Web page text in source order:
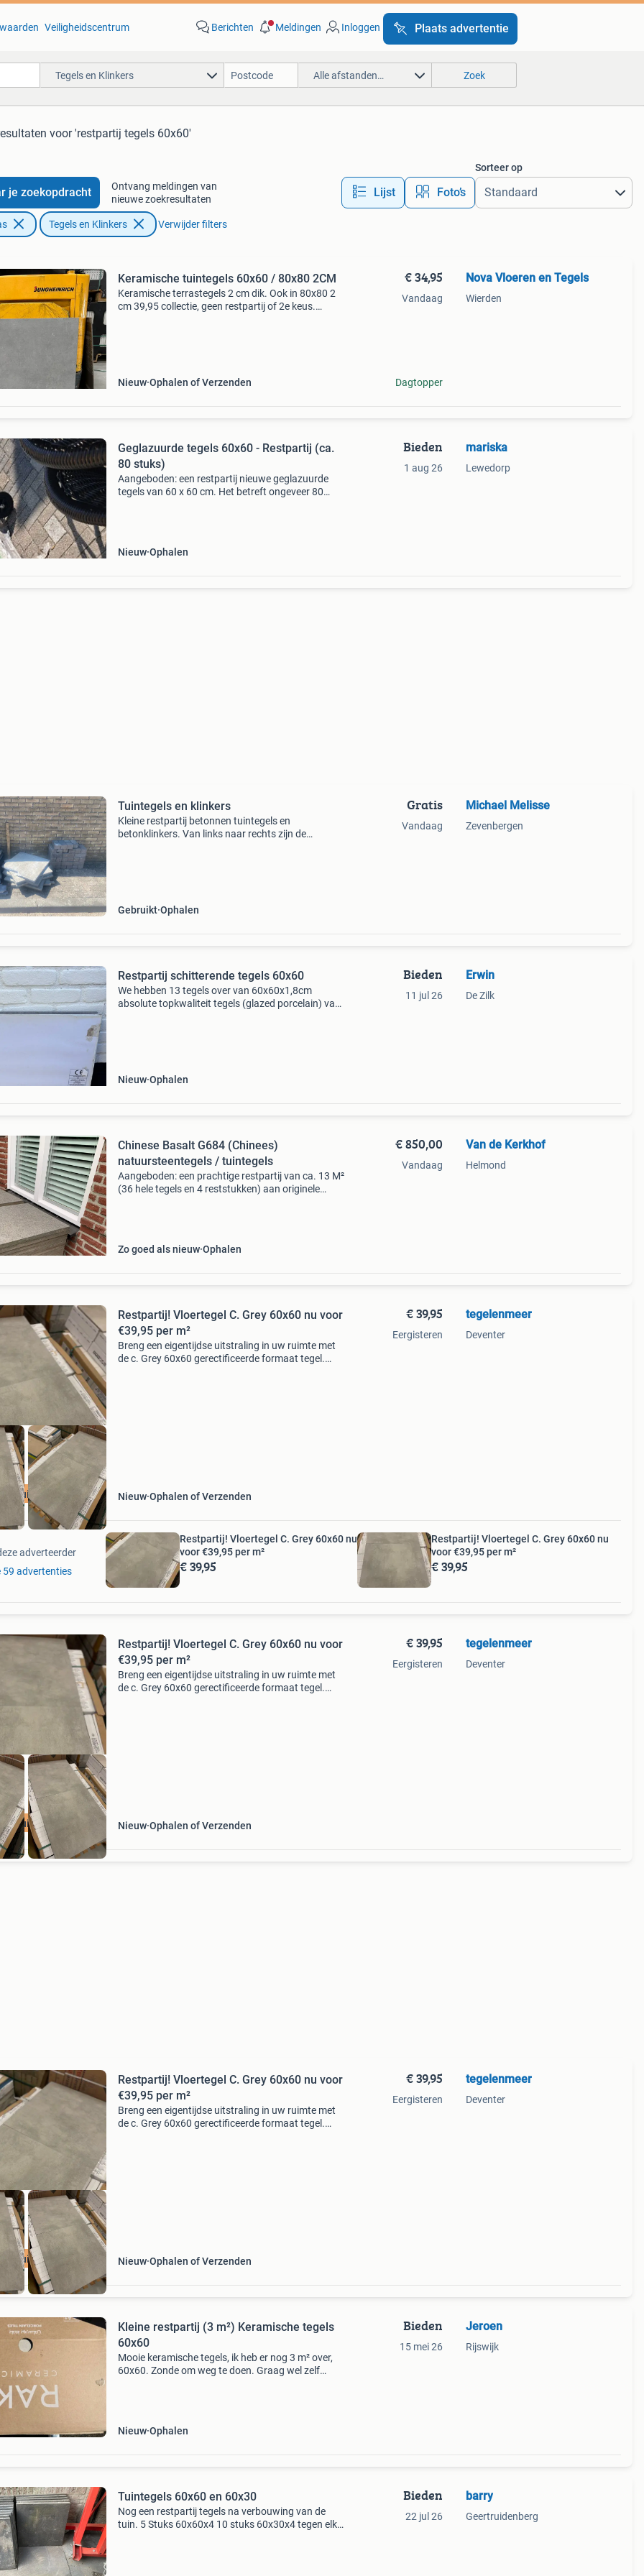
Veiligheidscentrum Berichten Meldingen Inloggen Plaats advertentie
Tegels en Klinkers Alle afstanden… Zoek
voor 'restpartij tegels 60x60'
je zoekopdracht
Ontvang meldingen van
nieuwe zoekresultaten
Lijst Foto’s
Sorteer op
Tegels en Klinkers Verwijder filters
Keramische tuintegels 60x60 / 80x80 2CM
Keramische terrastegels 2 cm dik. Ook in 80x80 2
cm 39,95 collectie, geen restpartij of 2e keus.
Nieuw Ophalen of Verzenden
€ 34,95
Vandaag
Dagtopper
Nova Vloeren en Tegels
Wierden
Geglazuurde tegels 60x60 - Restpartij (ca.
80 stuks)
Aangeboden: een restpartij nieuwe geglazuurde
tegels van 60 x 60 cm. Het betreft ongeveer 80
Nieuw Ophalen
Bieden
1 aug 26
mariska
Lewedorp
Tuintegels en klinkers
Kleine restpartij betonnen tuintegels en
betonklinkers. Van links naar rechts zijn de
Gebruikt Ophalen
Gratis
Vandaag
Michael Melisse
Zevenbergen
Restpartij schitterende tegels 60x60
We hebben 13 tegels over van 60x60x1,8cm
absolute topkwaliteit tegels (glazed porcelain) van
Nieuw Ophalen
Bieden
11 jul 26
Erwin
De Zilk
Chinese Basalt G684 (Chinees)
natuursteentegels / tuintegels
Aangeboden: een prachtige restpartij van ca. 13 M²
(36 hele tegels en 4 reststukken) aan originele
Zo goed als nieuw Ophalen
€ 850,00
Vandaag
Van de Kerkhof
Helmond
uitstraling
Restpartij! Vloertegel C. Grey 60x60 nu voor
€39,95 per m²
Breng een eigentijdse uitstraling in uw ruimte met
de c. Grey 60x60 gerectificeerde formaat tegel.
Nieuw Ophalen of Verzenden
€ 39,95
Eergisteren
tegelenmeer
Deventer
adverteerder
59 advertenties
Restpartij! Vloertegel C. Grey 60x60 nu
voor €39,95 per m²
€ 39,95
Restpartij! Vloertegel C. Grey 60x60 nu
voor €39,95 per m²
€ 39,95
uitstraling
Restpartij! Vloertegel C. Grey 60x60 nu voor
€39,95 per m²
Breng een eigentijdse uitstraling in uw ruimte met
de c. Grey 60x60 gerectificeerde formaat tegel.
Nieuw Ophalen of Verzenden
€ 39,95
Eergisteren
tegelenmeer
Deventer
uitstraling
Restpartij! Vloertegel C. Grey 60x60 nu voor
€39,95 per m²
Breng een eigentijdse uitstraling in uw ruimte met
de c. Grey 60x60 gerectificeerde formaat tegel.
Nieuw Ophalen of Verzenden
€ 39,95
Eergisteren
tegelenmeer
Deventer
Kleine restpartij (3 m²) Keramische tegels
60x60
Mooie keramische tegels, ik heb er nog 3 m² over,
60x60. Zonde om weg te doen. Graag wel zelf
Nieuw Ophalen
Bieden
15 mei 26
Jeroen
Rijswijk
Tuintegels 60x60 en 60x30
Nog een restpartij tegels na verbouwing van de
tuin. 5 Stuks 60x60x4 10 stuks 60x30x4 tegen elk
Bieden
22 jul 26
barry
Geertruidenberg